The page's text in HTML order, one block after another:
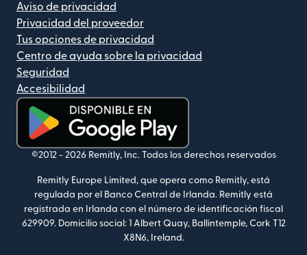
Aviso de privacidad
Privacidad del proveedor
Tus opciones de privacidad
Centro de ayuda sobre la privacidad
Seguridad
Accesibilidad
(se abre en una ventana nueva)
©2012 - 2026 Remitly, Inc. Todos los derechos reservados
Remitly Europe Limited, que opera como Remitly, está
regulada por el Banco Central de Irlanda. Remitly está
registrada en Irlanda con el número de identificación fiscal
629909. Domicilio social: 1 Albert Quay, Ballintemple, Cork T12
X8N6, Ireland.